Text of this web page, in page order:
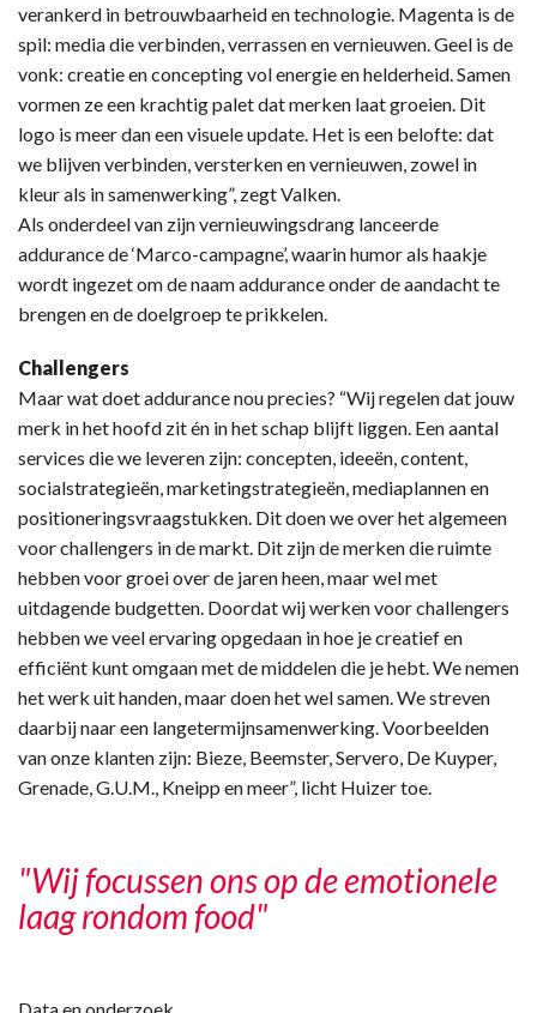
verankerd in betrouwbaarheid en technologie. Magenta is de
spil: media die verbinden, verrassen en vernieuwen. Geel is de
vonk: creatie en concepting vol energie en helderheid. Samen
vormen ze een krachtig palet dat merken laat groeien. Dit
logo is meer dan een visuele update. Het is een belofte: dat
we blijven verbinden, versterken en vernieuwen, zowel in
kleur als in samenwerking”, zegt Valken.
Als onderdeel van zijn vernieuwingsdrang lanceerde
addurance de ‘Marco-campagne’, waarin humor als haakje
wordt ingezet om de naam addurance onder de aandacht te
brengen en de doelgroep te prikkelen.
Challengers
Maar wat doet addurance nou precies? “Wij regelen dat jouw
merk in het hoofd zit én in het schap blijft liggen. Een aantal
services die we leveren zijn: concepten, ideeën, content,
socialstrategieën, marketingstrategieën, mediaplannen en
positioneringsvraagstukken. Dit doen we over het algemeen
voor challengers in de markt. Dit zijn de merken die ruimte
hebben voor groei over de jaren heen, maar wel met
uitdagende budgetten. Doordat wij werken voor challengers
hebben we veel ervaring opgedaan in hoe je creatief en
efficiënt kunt omgaan met de middelen die je hebt. We nemen
het werk uit handen, maar doen het wel samen. We streven
daarbij naar een langetermijnsamenwerking. Voorbeelden
van onze klanten zijn: Bieze, Beemster, Servero, De Kuyper,
Grenade, G.U.M., Kneipp en meer”, licht Huizer toe.
"Wij focussen ons op de emotionele
laag rondom food"
Data en onderzoek